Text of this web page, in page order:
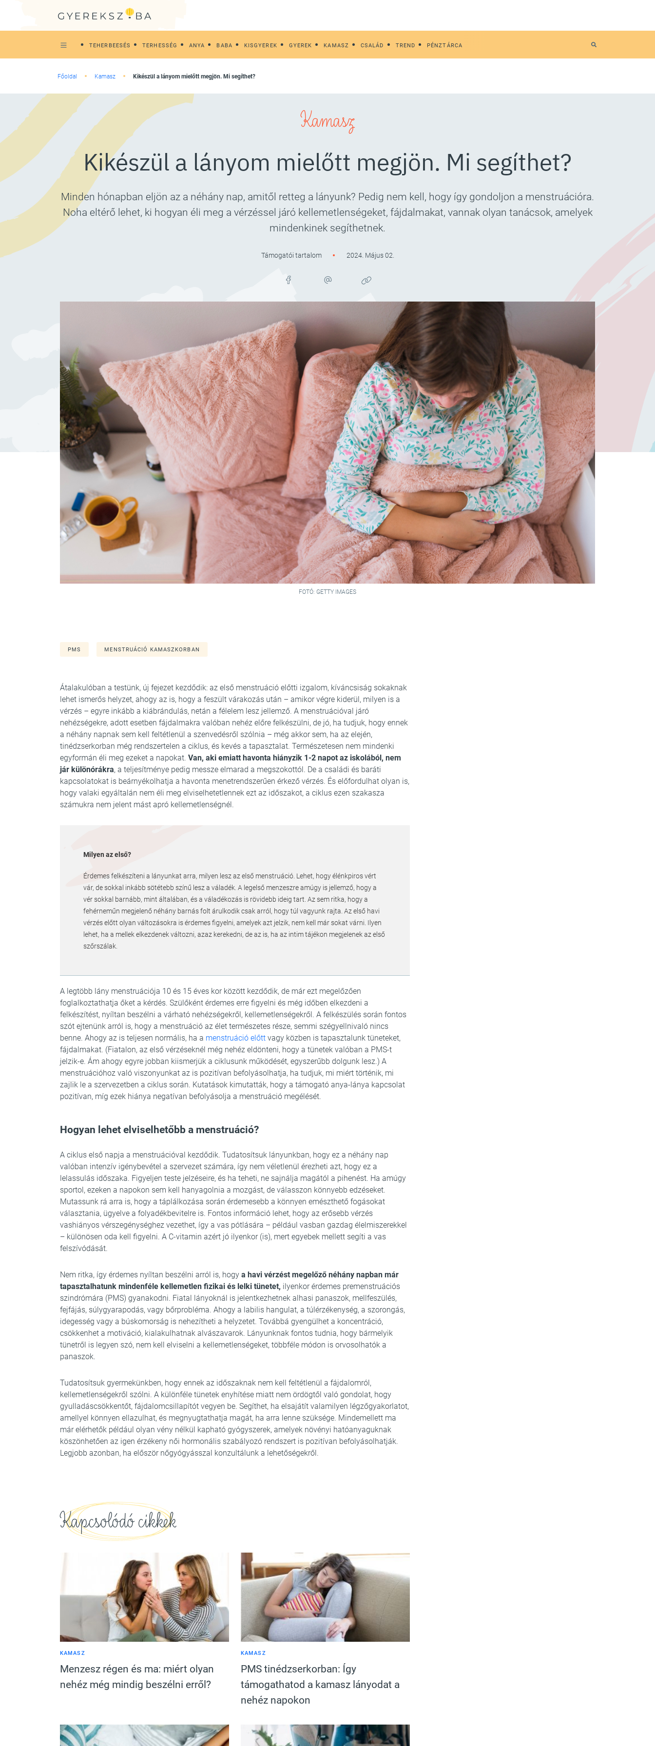
TEHERBEESÉS TERHESSÉG ANYA BABA KISGYEREK GYEREK KAMASZ CSALÁD TREND PÉNZTÁRCA
Főoldal Kamasz Kikészül a lányom mielőtt megjön. Mi segíthet?
Kamasz
Kikészül a lányom mielőtt megjön. Mi segíthet?
Minden hónapban eljön az a néhány nap, amitől retteg a lányunk? Pedig nem kell, hogy így gondoljon a menstruációra.
Noha eltérő lehet, ki hogyan éli meg a vérzéssel járó kellemetlenségeket, fájdalmakat, vannak olyan tanácsok, amelyek
mindenkinek segíthetnek.
Támogatói tartalom 2024. Május 02.
FOTÓ: GETTY IMAGES
PMS MENSTRUÁCIÓ KAMASZKORBAN
Átalakulóban a testünk, új fejezet kezdődik: az első menstruáció előtti izgalom, kíváncsiság sokaknak
lehet ismerős helyzet, ahogy az is, hogy a feszült várakozás után – amikor végre kiderül, milyen is a
vérzés – egyre inkább a kiábrándulás, netán a félelem lesz jellemző. A menstruációval járó
nehézségekre, adott esetben fájdalmakra valóban nehéz előre felkészülni, de jó, ha tudjuk, hogy ennek
a néhány napnak sem kell feltétlenül a szenvedésről szólnia – még akkor sem, ha az elején,
tinédzserkorban még rendszertelen a ciklus, és kevés a tapasztalat. Természetesen nem mindenki
egyformán éli meg ezeket a napokat. Van, aki emiatt havonta hiányzik 1-2 napot az iskolából, nem
jár különórákra, a teljesítménye pedig messze elmarad a megszokottól. De a családi és baráti
kapcsolatokat is beárnyékolhatja a havonta menetrendszerűen érkező vérzés. És előfordulhat olyan is,
hogy valaki egyáltalán nem éli meg elviselhetetlennek ezt az időszakot, a ciklus ezen szakasza
számukra nem jelent mást apró kellemetlenségnél.
Milyen az első?
Érdemes felkészíteni a lányunkat arra, milyen lesz az első menstruáció. Lehet, hogy élénkpiros vért
vár, de sokkal inkább sötétebb színű lesz a váladék. A legelső menzeszre amúgy is jellemző, hogy a
vér sokkal barnább, mint általában, és a váladékozás is rövidebb ideig tart. Az sem ritka, hogy a
fehérneműn megjelenő néhány barnás folt árulkodik csak arról, hogy túl vagyunk rajta. Az első havi
vérzés előtt olyan változásokra is érdemes figyelni, amelyek azt jelzik, nem kell már sokat várni. Ilyen
lehet, ha a mellek elkezdenek változni, azaz kerekedni, de az is, ha az intim tájékon megjelenek az első
szőrszálak.
A legtöbb lány menstruációja 10 és 15 éves kor között kezdődik, de már ezt megelőzően
foglalkoztathatja őket a kérdés. Szülőként érdemes erre figyelni és még időben elkezdeni a
felkészítést, nyíltan beszélni a várható nehézségekről, kellemetlenségekről. A felkészülés során fontos
szót ejtenünk arról is, hogy a menstruáció az élet természetes része, semmi szégyellnivaló nincs
benne. Ahogy az is teljesen normális, ha a menstruáció előtt vagy közben is tapasztalunk tüneteket,
fájdalmakat. (Fiatalon, az első vérzéseknél még nehéz eldönteni, hogy a tünetek valóban a PMS-t
jelzik-e. Ám ahogy egyre jobban kiismerjük a ciklusunk működését, egyszerűbb dolgunk lesz.) A
menstruációhoz való viszonyunkat az is pozitívan befolyásolhatja, ha tudjuk, mi miért történik, mi
zajlik le a szervezetben a ciklus során. Kutatások kimutatták, hogy a támogató anya-lánya kapcsolat
pozitívan, míg ezek hiánya negatívan befolyásolja a menstruáció megélését.
Hogyan lehet elviselhetőbb a menstruáció?
A ciklus első napja a menstruációval kezdődik. Tudatosítsuk lányunkban, hogy ez a néhány nap
valóban intenzív igénybevétel a szervezet számára, így nem véletlenül érezheti azt, hogy ez a
lelassulás időszaka. Figyeljen teste jelzéseire, és ha teheti, ne sajnálja magától a pihenést. Ha amúgy
sportol, ezeken a napokon sem kell hanyagolnia a mozgást, de válasszon könnyebb edzéseket.
Mutassunk rá arra is, hogy a táplálkozása során érdemesebb a könnyen emészthető fogásokat
választania, ügyelve a folyadékbevitelre is. Fontos információ lehet, hogy az erősebb vérzés
vashiányos vérszegénységhez vezethet, így a vas pótlására – például vasban gazdag élelmiszerekkel
– különösen oda kell figyelni. A C-vitamin azért jó ilyenkor (is), mert egyebek mellett segíti a vas
felszívódását.
Nem ritka, így érdemes nyíltan beszélni arról is, hogy a havi vérzést megelőző néhány napban már
tapasztalhatunk mindenféle kellemetlen fizikai és lelki tünetet, ilyenkor érdemes premenstruációs
szindrómára (PMS) gyanakodni. Fiatal lányoknál is jelentkezhetnek alhasi panaszok, mellfeszülés,
fejfájás, súlygyarapodás, vagy bőrprobléma. Ahogy a labilis hangulat, a túlérzékenység, a szorongás,
idegesség vagy a búskomorság is nehezítheti a helyzetet. Továbbá gyengülhet a koncentráció,
csökkenhet a motiváció, kialakulhatnak alvászavarok. Lányunknak fontos tudnia, hogy bármelyik
tünetről is legyen szó, nem kell elviselni a kellemetlenségeket, többféle módon is orvosolhatók a
panaszok.
Tudatosítsuk gyermekünkben, hogy ennek az időszaknak nem kell feltétlenül a fájdalomról,
kellemetlenségekről szólni. A különféle tünetek enyhítése miatt nem ördögtől való gondolat, hogy
gyulladáscsökkentőt, fájdalomcsillapítót vegyen be. Segíthet, ha elsajátít valamilyen légzőgyakorlatot,
amellyel könnyen ellazulhat, és megnyugtathatja magát, ha arra lenne szüksége. Mindemellett ma
már elérhetők például olyan vény nélkül kapható gyógyszerek, amelyek növényi hatóanyaguknak
köszönhetően az igen érzékeny női hormonális szabályozó rendszert is pozitívan befolyásolhatják.
Legjobb azonban, ha először nőgyógyásszal konzultálunk a lehetőségekről.
Kapcsolódó cikkek
KAMASZ
Menzesz régen és ma: miért olyan
nehéz még mindig beszélni erről?
KAMASZ
PMS tinédzserkorban: Így
támogathatod a kamasz lányodat a
nehéz napokon